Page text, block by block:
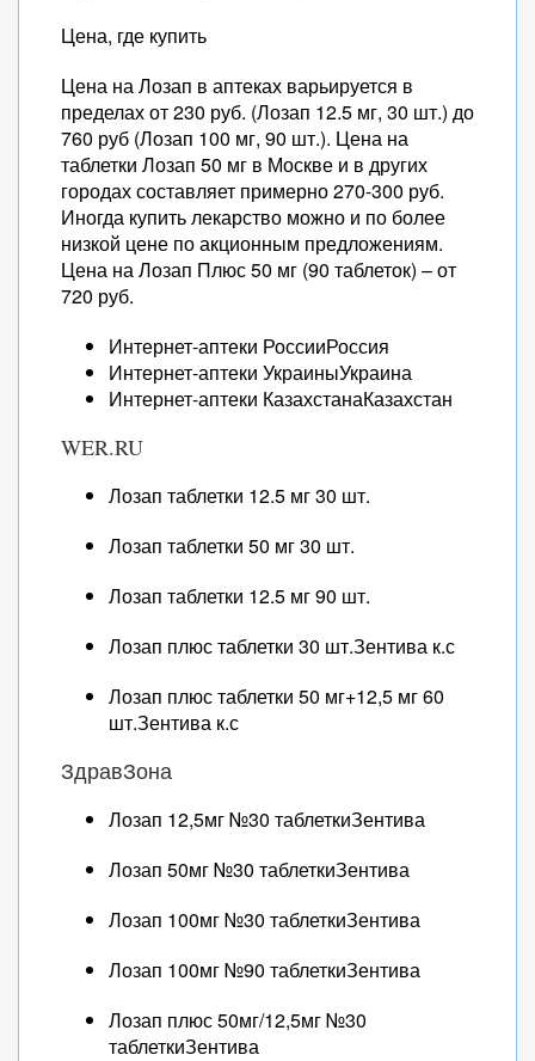
Цена, где купить
Цена на Лозап в аптеках варьируется в
пределах от 230 руб. (Лозап 12.5 мг, 30 шт.) до
760 руб (Лозап 100 мг, 90 шт.). Цена на
таблетки Лозап 50 мг в Москве и в других
городах составляет примерно 270-300 руб.
Иногда купить лекарство можно и по более
низкой цене по акционным предложениям.
Цена на Лозап Плюс 50 мг (90 таблеток) – от
720 руб.
Интернет-аптеки РоссииРоссия
Интернет-аптеки УкраиныУкраина
Интернет-аптеки КазахстанаКазахстан
WER.RU
Лозап таблетки 12.5 мг 30 шт.
Лозап таблетки 50 мг 30 шт.
Лозап таблетки 12.5 мг 90 шт.
Лозап плюс таблетки 30 шт.Зентива к.с
Лозап плюс таблетки 50 мг+12,5 мг 60
шт.Зентива к.с
ЗдравЗона
Лозап 12,5мг №30 таблеткиЗентива
Лозап 50мг №30 таблеткиЗентива
Лозап 100мг №30 таблеткиЗентива
Лозап 100мг №90 таблеткиЗентива
Лозап плюс 50мг/12,5мг №30
таблеткиЗентива